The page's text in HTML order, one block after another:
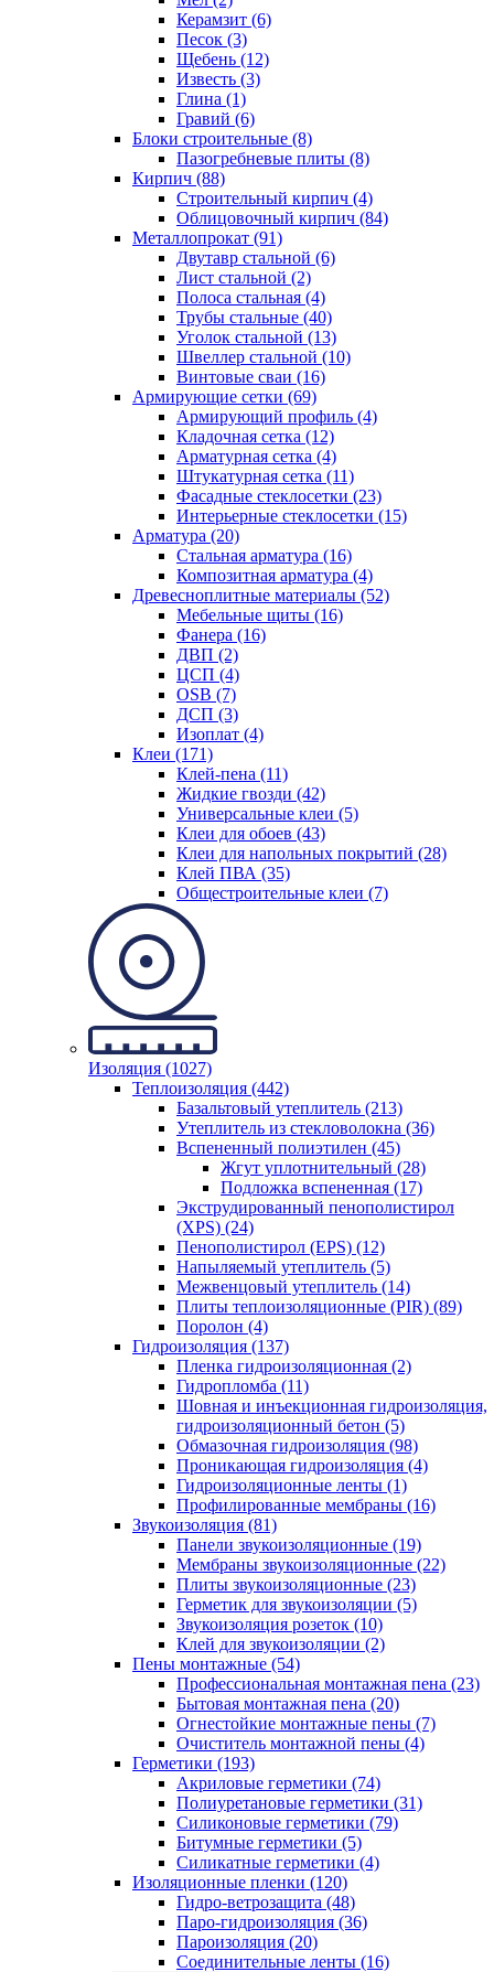
Керамзит (6)
Песок (3)
Щебень (12)
Известь (3)
Глина (1)
Гравий (6)
Блоки строительные (8)
Пазогребневые плиты (8)
Кирпич (88)
Строительный кирпич (4)
Облицовочный кирпич (84)
Металлопрокат (91)
Двутавр стальной (6)
Лист стальной (2)
Полоса стальная (4)
Трубы стальные (40)
Уголок стальной (13)
Швеллер стальной (10)
Винтовые сваи (16)
Армирующие сетки (69)
Армирующий профиль (4)
Кладочная сетка (12)
Арматурная сетка (4)
Штукатурная сетка (11)
Фасадные стеклосетки (23)
Интерьерные стеклосетки (15)
Арматура (20)
Стальная арматура (16)
Композитная арматура (4)
Древесноплитные материалы (52)
Мебельные щиты (16)
Фанера (16)
ДВП (2)
ЦСП (4)
OSB (7)
ДСП (3)
Изоплат (4)
Клеи (171)
Клей-пена (11)
Жидкие гвозди (42)
Универсальные клеи (5)
Клеи для обоев (43)
Клеи для напольных покрытий (28)
Клей ПВА (35)
Общестроительные клеи (7)
Изоляция (1027)
Теплоизоляция (442)
Базальтовый утеплитель (213)
Утеплитель из стекловолокна (36)
Вспененный полиэтилен (45)
Жгут уплотнительный (28)
Подложка вспененная (17)
Экструдированный пенополистирол
(XPS) (24)
Пенополистирол (EPS) (12)
Напыляемый утеплитель (5)
Межвенцовый утеплитель (14)
Плиты теплоизоляционные (PIR) (89)
Поролон (4)
Гидроизоляция (137)
Пленка гидроизоляционная (2)
Гидропломба (11)
Шовная и инъекционная гидроизоляция,
гидроизоляционный бетон (5)
Обмазочная гидроизоляция (98)
Проникающая гидроизоляция (4)
Гидроизоляционные ленты (1)
Профилированные мембраны (16)
Звукоизоляция (81)
Панели звукоизоляционные (19)
Мембраны звукоизоляционные (22)
Плиты звукоизоляционные (23)
Герметик для звукоизоляции (5)
Звукоизоляция розеток (10)
Клей для звукоизоляции (2)
Пены монтажные (54)
Профессиональная монтажная пена (23)
Бытовая монтажная пена (20)
Огнестойкие монтажные пены (7)
Очиститель монтажной пены (4)
Герметики (193)
Акриловые герметики (74)
Полиуретановые герметики (31)
Силиконовые герметики (79)
Битумные герметики (5)
Силикатные герметики (4)
Изоляционные пленки (120)
Гидро-ветрозащита (48)
Паро-гидроизоляция (36)
Пароизоляция (20)
Соединительные ленты (16)